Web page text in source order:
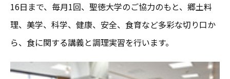
16日まで、毎月1回、聖徳大学のご協力のもと、郷土料
理、美学、科学、健康、安全、食育など多彩な切り口か
ら、食に関する講義と調理実習を行います。